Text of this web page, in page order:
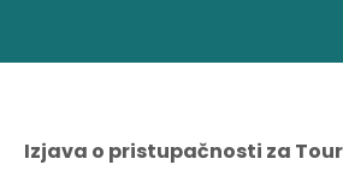
Izjava o pristupačnosti za